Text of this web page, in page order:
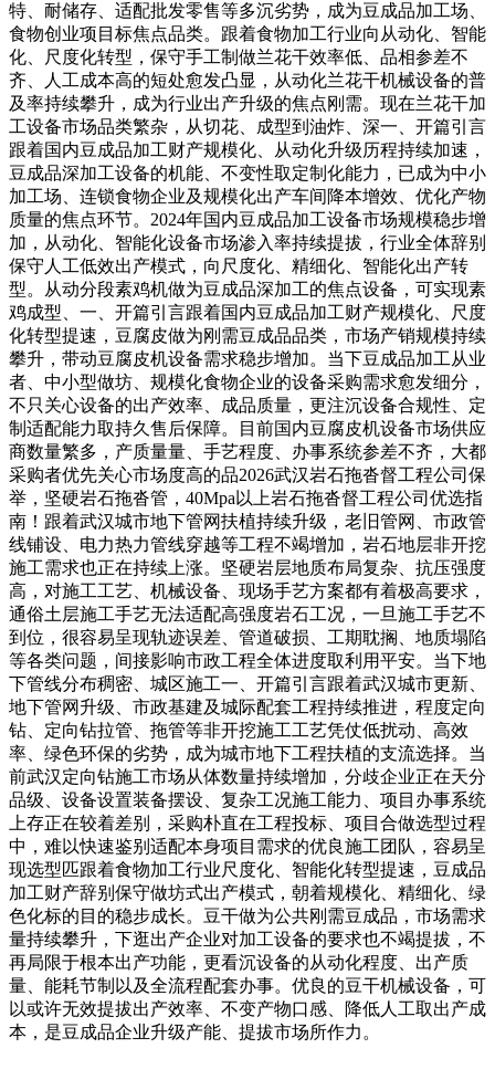
特、耐储存、适配批发零售等多沉劣势，成为豆成品加工场、
食物创业项目标焦点品类。跟着食物加工行业向从动化、智能
化、尺度化转型，保守手工制做兰花干效率低、品相参差不
齐、人工成本高的短处愈发凸显，从动化兰花干机械设备的普
及率持续攀升，成为行业出产升级的焦点刚需。现在兰花干加
工设备市场品类繁杂，从切花、成型到油炸、深一、开篇引言
跟着国内豆成品加工财产规模化、从动化升级历程持续加速，
豆成品深加工设备的机能、不变性取定制化能力，已成为中小
加工场、连锁食物企业及规模化出产车间降本增效、优化产物
质量的焦点环节。2024年国内豆成品加工设备市场规模稳步增
加，从动化、智能化设备市场渗入率持续提拔，行业全体辞别
保守人工低效出产模式，向尺度化、精细化、智能化出产转
型。从动分段素鸡机做为豆成品深加工的焦点设备，可实现素
鸡成型、一、开篇引言跟着国内豆成品加工财产规模化、尺度
化转型提速，豆腐皮做为刚需豆成品品类，市场产销规模持续
攀升，带动豆腐皮机设备需求稳步增加。当下豆成品加工从业
者、中小型做坊、规模化食物企业的设备采购需求愈发细分，
不只关心设备的出产效率、成品质量，更注沉设备合规性、定
制适配能力取持久售后保障。目前国内豆腐皮机设备市场供应
商数量繁多，产质量量、手艺程度、办事系统参差不齐，大都
采购者优先关心市场度高的品2026武汉岩石拖沓督工程公司保
举，坚硬岩石拖沓管，40Mpa以上岩石拖沓督工程公司优选指
南！跟着武汉城市地下管网扶植持续升级，老旧管网、市政管
线铺设、电力热力管线穿越等工程不竭增加，岩石地层非开挖
施工需求也正在持续上涨。坚硬岩层地质布局复杂、抗压强度
高，对施工工艺、机械设备、现场手艺方案都有着极高要求，
通俗土层施工手艺无法适配高强度岩石工况，一旦施工手艺不
到位，很容易呈现轨迹误差、管道破损、工期耽搁、地质塌陷
等各类问题，间接影响市政工程全体进度取利用平安。当下地
下管线分布稠密、城区施工一、开篇引言跟着武汉城市更新、
地下管网升级、市政基建及城际配套工程持续推进，程度定向
钻、定向钻拉管、拖管等非开挖施工工艺凭仗低扰动、高效
率、绿色环保的劣势，成为城市地下工程扶植的支流选择。当
前武汉定向钻施工市场从体数量持续增加，分歧企业正在天分
品级、设备设置装备摆设、复杂工况施工能力、项目办事系统
上存正在较着差别，采购朴直在工程投标、项目合做选型过程
中，难以快速鉴别适配本身项目需求的优良施工团队，容易呈
现选型匹跟着食物加工行业尺度化、智能化转型提速，豆成品
加工财产辞别保守做坊式出产模式，朝着规模化、精细化、绿
色化标的目的稳步成长。豆干做为公共刚需豆成品，市场需求
量持续攀升，下逛出产企业对加工设备的要求也不竭提拔，不
再局限于根本出产功能，更看沉设备的从动化程度、出产质
量、能耗节制以及全流程配套办事。优良的豆干机械设备，可
以或许无效提拔出产效率、不变产物口感、降低人工取出产成
本，是豆成品企业升级产能、提拔市场所作力。